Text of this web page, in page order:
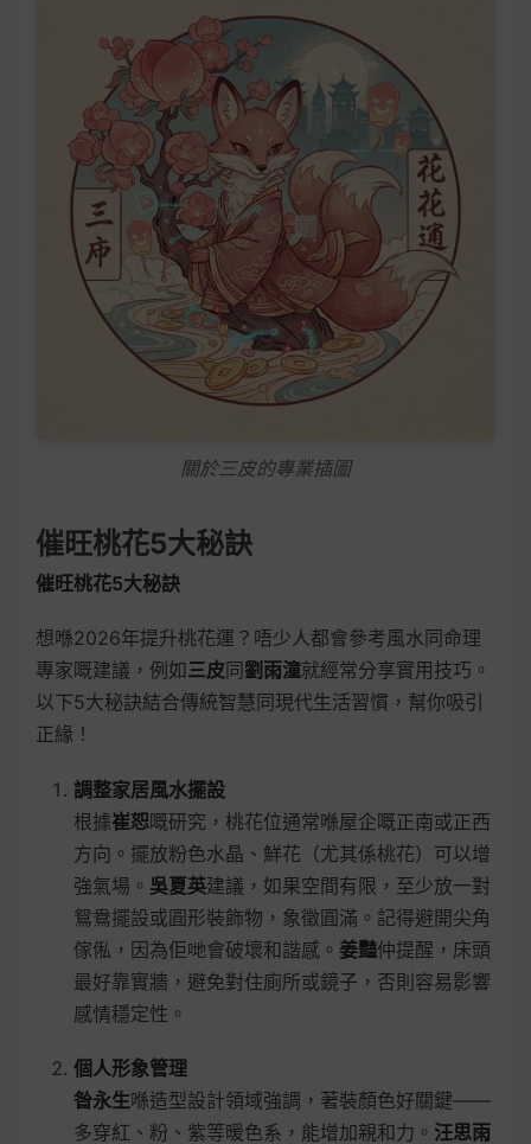
關於三皮的專業插圖
催旺桃花5大秘訣
催旺桃花5大秘訣
想喺2026年提升桃花運？唔少人都會參考風水同命理
專家嘅建議，例如三皮同劉雨潼就經常分享實用技巧。
以下5大秘訣結合傳統智慧同現代生活習慣，幫你吸引
正緣！
調整家居風水擺設
根據崔恕嘅研究，桃花位通常喺屋企嘅正南或正西
方向。擺放粉色水晶、鮮花（尤其係桃花）可以增
強氣場。 吳夏英建議，如果空間有限，至少放一對
鴛鴦擺設或圓形裝飾物，象徵圓滿。記得避開尖角
傢俬，因為佢哋會破壞和諧感。 姜豔仲提醒，床頭
最好靠實牆，避免對住廁所或鏡子，否則容易影響
感情穩定性。
個人形象管理
昝永生喺造型設計領域強調，著裝顏色好關鍵——
多穿紅、粉、紫等暖色系，能增加親和力。 汪思雨